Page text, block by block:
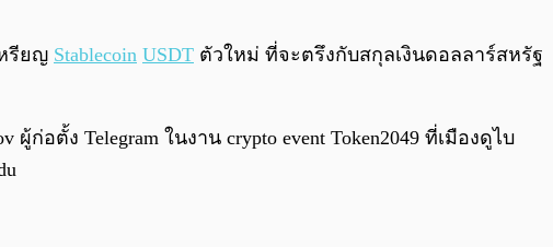
0:00
รียญ Stablecoin USDT ตัวใหม่ ที่จะตรึงกับสกุลเงินดอลลาร์สหรัฐ
อตั้ง Telegram ในงาน crypto event Token2049 ที่เมืองดูไบ